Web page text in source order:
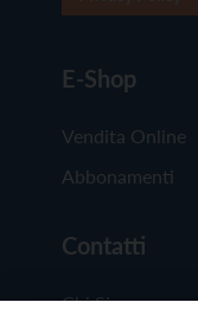
E-Shop
Vendita Online
Abbonamenti
Contatti
Chi Siamo